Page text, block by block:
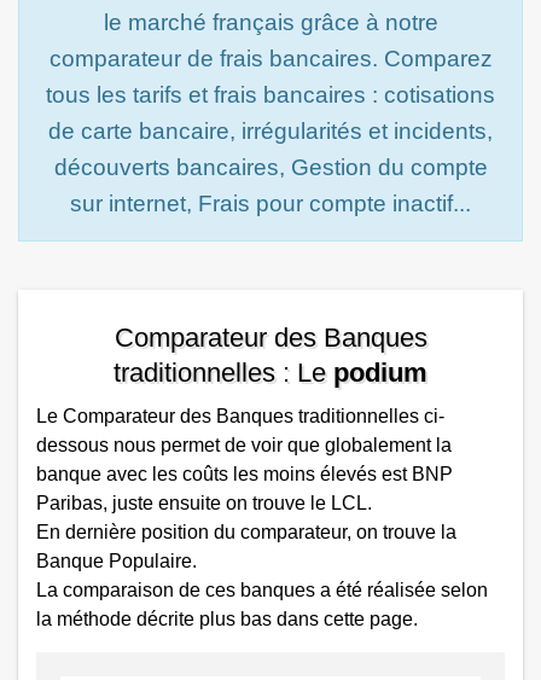
le marché français grâce à notre
comparateur de frais bancaires. Comparez
tous les tarifs et frais bancaires : cotisations
de carte bancaire, irrégularités et incidents,
découverts bancaires, Gestion du compte
sur internet, Frais pour compte inactif...
Comparateur des Banques
traditionnelles : Le podium
Le Comparateur des Banques traditionnelles ci-
dessous nous permet de voir que globalement la
banque avec les coûts les moins élevés est BNP
Paribas, juste ensuite on trouve le LCL.
En dernière position du comparateur, on trouve la
Banque Populaire.
La comparaison de ces banques a été réalisée selon
la méthode décrite plus bas dans cette page.